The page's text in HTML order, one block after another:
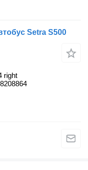
Setra S500
right